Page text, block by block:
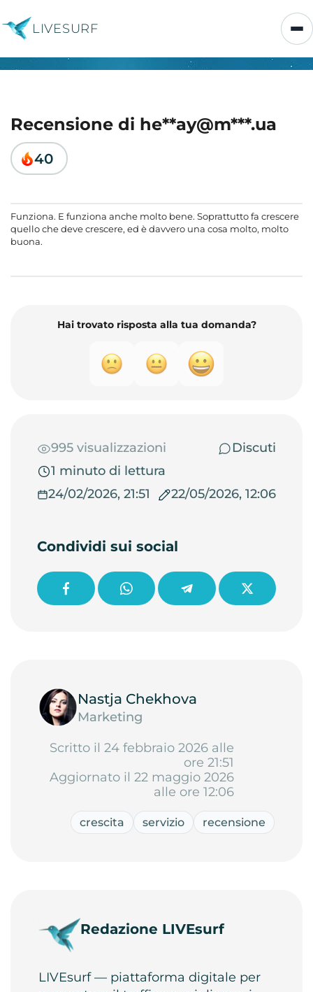
LIVESURF
Recensione di he**ay@m***.ua
40
Funziona. E funziona anche molto bene. Soprattutto fa crescere
quello che deve crescere, ed è davvero una cosa molto, molto
buona.
Hai trovato risposta alla tua domanda?
995 visualizzazioni
Discuti
1 minuto di lettura
24/02/2026, 21:51
22/05/2026, 12:06
Condividi sui social
Nastja Chekhova
Marketing
Scritto il 24 febbraio 2026 alle
ore 21:51
Aggiornato il 22 maggio 2026
alle ore 12:06
crescita servizio recensione
Redazione LIVEsurf
LIVEsurf — piattaforma digitale per